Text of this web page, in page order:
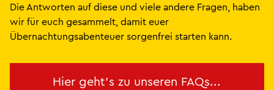
Die Antworten auf diese und viele andere Fragen, haben
wir für euch gesammelt, damit euer
Übernachtungsabenteuer sorgenfrei starten kann.
Hier geht's zu unseren FAQs...